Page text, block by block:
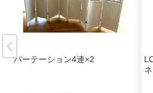
パーテーション4連×2